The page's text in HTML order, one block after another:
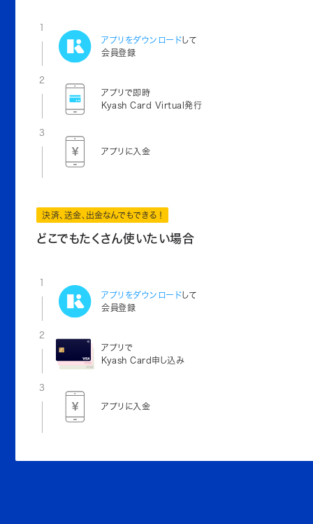
1
アプリをダウンロードして
会員登録
2
アプリで即時
Kyash Card Virtual発行
3
アプリに入金
決済、送金、出金なんでもできる！
どこでもたくさん使いたい場合
1
アプリをダウンロードして
会員登録
2
アプリで
Kyash Card申し込み
3
アプリに入金